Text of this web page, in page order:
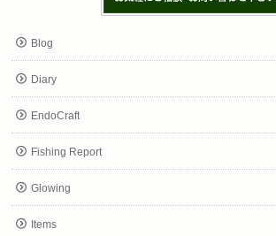
Blog
Diary
EndoCraft
Fishing Report
Glowing
Items